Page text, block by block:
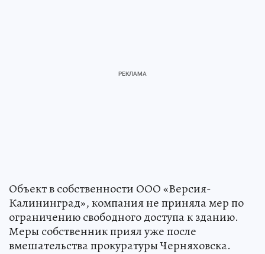
Объект в собственности ООО «Версия-
Калининград», компания не приняла мер по
ограничению свободного доступа к зданию.
Меры собственник приял уже после
вмешательства прокуратуры Черняховска.